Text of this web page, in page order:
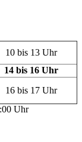
10 bis 13 Uhr
14 bis 16 Uhr
16 bis 17 Uhr
Uhr